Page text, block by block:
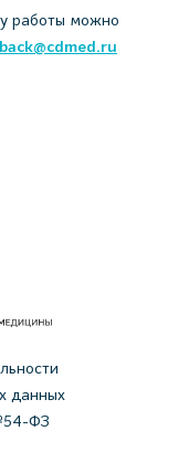
работы можно
данных
ФЗ